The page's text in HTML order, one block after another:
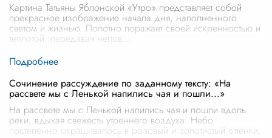
Картина Татьяны Яблонской «Утро» представляет собой
прекрасное изображение начала дня, наполненного
светом и жизнью. Полотно поражает своей искренностью и
теплотой, передавая непов
Сочинение рассуждение по заданному тексту: «На
рассвете мы с Ленькой напились чая и пошли...»
На рассвете мы с Ленькой напились чая и пошли вдоль
реки, вдыхая свежесть утреннего воздуха. Небо
постепенно окрашивалось в розовый и золотистый оттенки,